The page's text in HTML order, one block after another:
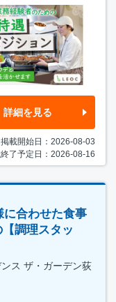
詳細を見る
掲載開始日：2026-08-03
了予定日：2026-08-16
に合わせた食事
調理スタッ
ス ザ・ガーデン荻